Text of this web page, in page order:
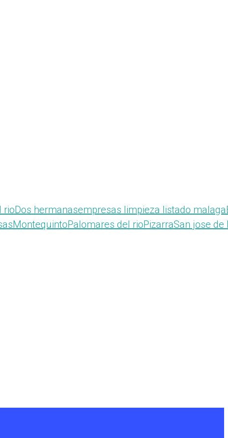
rioDos hermanasempresas limpieza listado malaga
MontequintoPalomares del rioPizarraSan jose de